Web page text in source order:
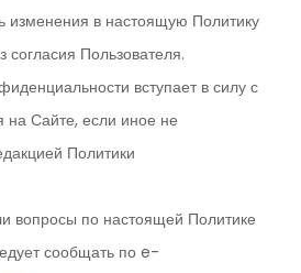
изменения в настоящую Политику
Пользователя.
вступает в силу с
Сайте, если иное не
Политики
вопросы по настоящей Политике
сообщать по e-